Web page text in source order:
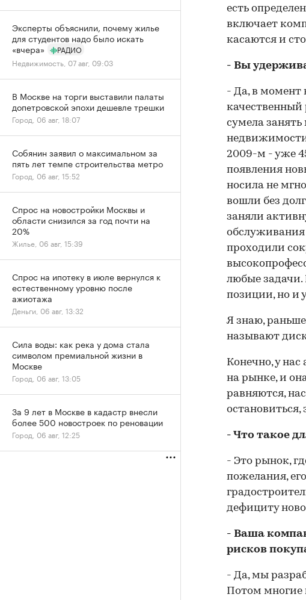
есть
включает
касаются и
- Вы
- Да, в момент
сумела
недвижимости
2009-м - уже
появления
носила не
вошли без
заняли
обслуживания
проходили
любые
позиции, но и
Я знаю,
называют
Конечно, у
на рынке, и
равняются,
- Что такое
- Это рынок,
пожелания,
дефициту
- Ваша
рисков
- Да, мы
Потом многие
Эксперты объяснили, почему жилье
для студентов надо было искать
«вчера»
РАДИО
Недвижимость, 07 авг, 09:03
В Москве на торги выставили палаты
допетровской эпохи дешевле трешки
Город, 06 авг, 18:07
Собянин заявил о максимальном за
пять лет темпе строительства метро
Город, 06 авг, 15:52
Спрос на новостройки Москвы и
области снизился за год почти на
20%
Жилье, 06 авг, 15:39
Спрос на ипотеку в июле вернулся к
естественному уровню после
ажиотажа
Деньги, 06 авг, 13:32
Сила воды: как река у дома стала
символом премиальной жизни в
Москве
Город, 06 авг, 13:05
За 9 лет в Москве в кадастр внесли
более 500 новостроек по реновации
Город, 06 авг, 12:25